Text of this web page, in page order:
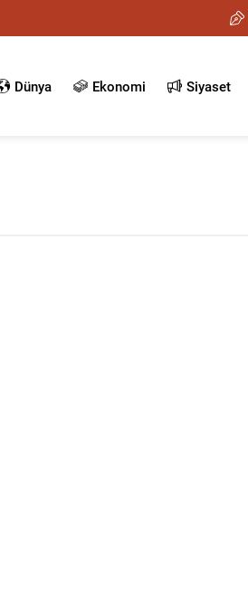
Dünya Ekonomi Siyaset